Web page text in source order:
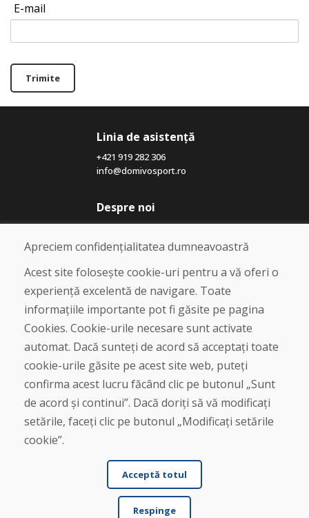
E-mail
Trimite
Linia de asistență
+421 919 282 306
info@domivosport.ro
Despre noi
Blog
Despre noi
Magazin
Contact
Cumpărare
Magazin online
Livrare și plată
Plângere
Retur și schimb de mărfuri
Protecția datelor cu caracter personal
Cookies
Apreciem confidențialitatea dumneavoastră
Acest site folosește cookie-uri pentru a vă oferi o
experiență excelentă de navigare. Toate
informațiile importante pot fi găsite pe pagina
Cookies. Cookie-urile necesare sunt activate
automat. Dacă sunteți de acord să acceptați toate
cookie-urile găsite pe acest site web, puteți
confirma acest lucru făcând clic pe butonul „Sunt
de acord și continui”. Dacă doriți să vă modificați
setările, faceți clic pe butonul „Modificați setările
cookie”.
Acceptă totul
Respinge